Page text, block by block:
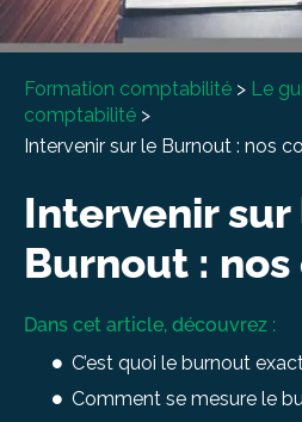
Formation comptabilité > Le
comptabilité >
Intervenir sur le Burnout : nos
Intervenir sur
Burnout :
Dans cet article, découvrez :
C’est quoi le burnout
Comment se mesure le